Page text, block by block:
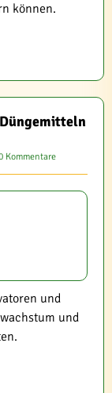
können.
Kommentare
und
und